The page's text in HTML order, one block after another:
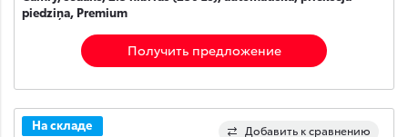
piedziņa, Premium
Получить предложение
Добавить к сравнению
На складе